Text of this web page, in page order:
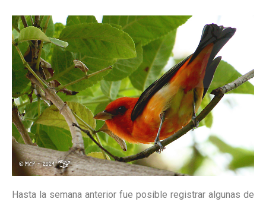
Hasta la semana anterior fue posible registrar algunas de